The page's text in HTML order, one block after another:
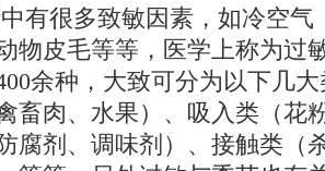
有很多致敏因素，如冷空气
物皮毛等等，医学上称为过
余种，大致可分为以下几
畜肉、水果）、吸入类（花
腐剂、调味剂）、接触类（